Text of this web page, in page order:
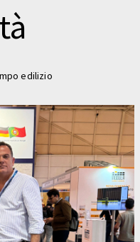
edilizio